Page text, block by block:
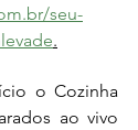
seu-
.
o Cozinha
ao vivo